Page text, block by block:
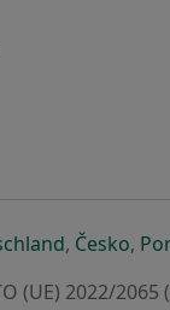
separador
novoabre num
, Česko,
(UE) 2022/2065